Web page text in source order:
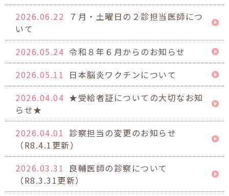
2026.06.22
７月・土曜日の２診担当医師につ
いて
2026.05.24 令和８年６月からのお知らせ
2026.05.11
日本脳炎ワクチンについて
2026.04.04 ★受給者証についての大切なお知
らせ★
2026.04.01 診察担当の変更のお知らせ
（R8.4.1更新）
2026.03.31
良輔医師の診察について
（R8.3.31更新）